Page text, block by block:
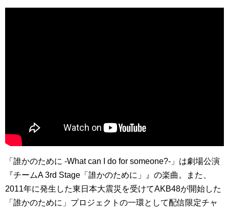
「誰かのために -What can I do for someone?-」は劇場公演
『チームA 3rd Stage「誰かのために」』の楽曲。また、
2011年に発生した東日本大震災を受けてAKB48が開始した
「誰かのために」プロジェクトの一環として配信限定チャ